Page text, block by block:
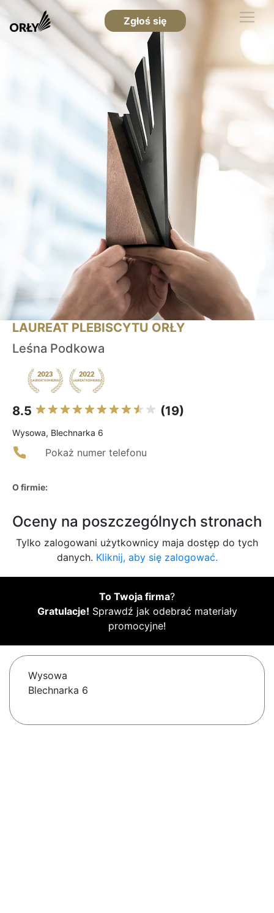
Zgłoś się
LAUREAT PLEBISCYTU ORŁY
Leśna Podkowa
8.5 (19)
Wysowa, Blechnarka 6
Pokaż numer telefonu
O firmie:
Oceny na poszczególnych stronach
Tylko zalogowani użytkownicy maja dostęp do tych
danych. Kliknij, aby się zalogować.
To Twoja firma?
Gratulacje! Sprawdź jak odebrać materiały
promocyjne!
Wysowa
Blechnarka 6